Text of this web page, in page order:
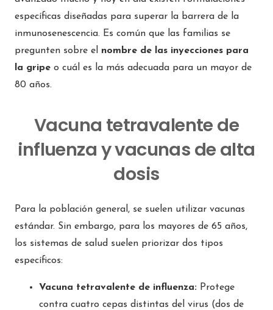
específicas diseñadas para superar la barrera de la
inmunosenescencia. Es común que las familias se
pregunten sobre el nombre de las inyecciones para
la gripe o cuál es la más adecuada para un mayor de
80 años.
Vacuna tetravalente de
influenza y vacunas de alta
dosis
Para la población general, se suelen utilizar vacunas
estándar. Sin embargo, para los mayores de 65 años,
los sistemas de salud suelen priorizar dos tipos
específicos:
Vacuna tetravalente de influenza: Protege
contra cuatro cepas distintas del virus (dos de